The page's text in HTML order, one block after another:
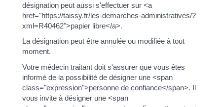
désignation peut aussi s'effectuer sur <a
href="https://taissy.fr/les-demarches-administratives/?
xml=R40462">papier libre</a>.
La désignation peut être annulée ou modifiée à tout
moment.
Votre médecin traitant doit s'assurer que vous êtes
informé de la possibilité de désigner une <span
class="expression">personne de confiance</span>. Il
vous invite à désigner une <span